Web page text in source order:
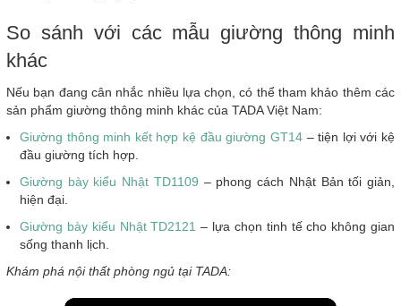
So sánh với các mẫu giường thông minh
khác
Nếu bạn đang cân nhắc nhiều lựa chọn, có thể tham khảo thêm các
sản phẩm giường thông minh khác của TADA Việt Nam:
Giường thông minh kết hợp kệ đầu giường GT14– tiện lợi với kệ
đầu giường tích hợp.
Giường bày kiểu Nhật TD1109 – phong cách Nhật Bản tối giản,
hiện đại.
Giường bày kiểu Nhật TD2121 – lựa chọn tinh tế cho không gian
sống thanh lịch.
Khám phá nội thất phòng ngủ tại TADA: